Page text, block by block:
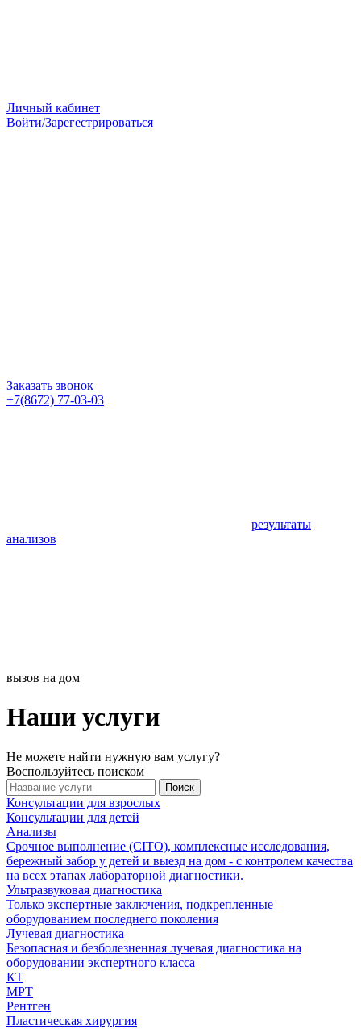
Личный кабинет
Войти/Зарегестрироваться
Заказать звонок
+7(8672) 77-03-03
результаты
анализов
вызов на дом
Наши услуги
Не можете найти нужную вам услугу?
Воспользуйтесь поиском
Поиск
Консультации для взрослых
Консультации для детей
Анализы
Срочное выполнение (CITO), комплексные исследования,
бережный забор у детей и выезд на дом - с контролем качества
на всех этапах лабораторной диагностики.
Ультразвуковая диагностика
Только экспертные заключения, подкрепленные
оборудованием последнего поколения
Лучевая диагностика
Безопасная и безболезненная лучевая диагностика на
оборудовании экспертного класса
КТ
МРТ
Рентген
Пластическая хирургия